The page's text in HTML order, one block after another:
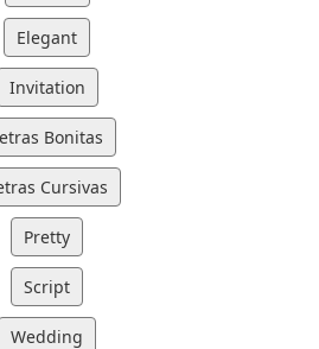
Elegant
Invitation
Bonitas
Cursivas
Pretty
Script
Wedding